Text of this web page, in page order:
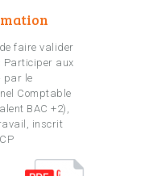
faire valider
Participer aux
par le
Comptable
BAC +2),
inscrit